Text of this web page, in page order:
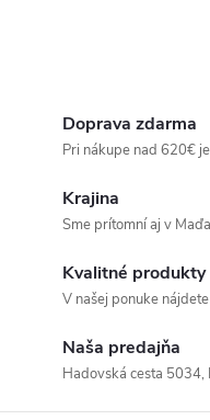
Doprava zdarma
Pri nákupe nad 620€
Krajina
Sme prítomní aj v
Kvalitné produkty
V našej ponuke
Naša predajňa
Hadovská cesta 5034,